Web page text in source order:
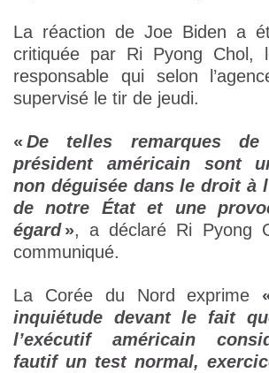
La réaction de Joe Biden a
critiquée par Ri Pyong Chol,
responsable qui selon
supervisé le tir de jeudi.
« De telles remarques
président américain sont
non déguisée dans le droit à
de notre État et une
égard», a déclaré Ri Pyong
communiqué.
La Corée du Nord exprime
inquiétude devant le fait
l’exécutif américain
fautif un test normal,